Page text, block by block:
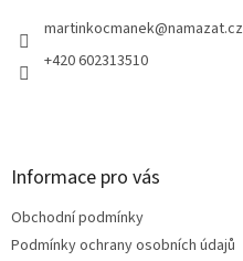
martinkocmanek@namazat.cz
+420 602313510
Informace pro vás
Obchodní podmínky
Podmínky ochrany osobních údajů